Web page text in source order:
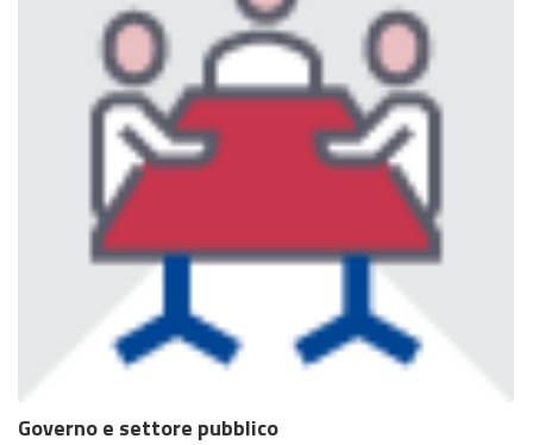
Governo e settore pubblico